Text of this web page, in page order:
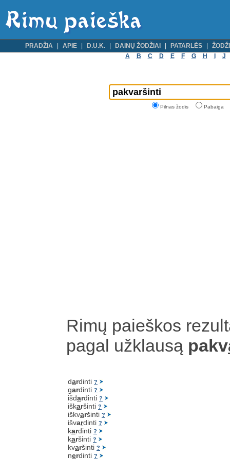
PRADŽIA APIE D.U.K. DAINŲ ŽODŽIAI PATARLĖS
A
B C D E F G H J
Pilnas žodis Pabaiga
Rimų paieškos
pagal užklausą pakv
dardinti ?
gardinti ?
išdardinti ?
iškaršinti ?
iškvaršinti ?
išvardinti ?
kardinti ?
karšinti ?
kvaršinti ?
nerdinti ?